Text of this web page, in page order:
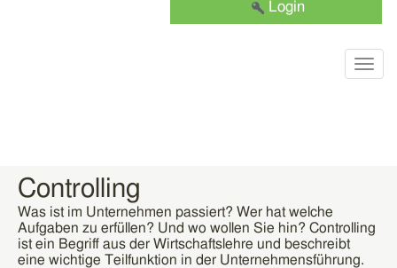
Login
Controlling
Was ist im Unternehmen passiert? Wer hat welche
Aufgaben zu erfüllen? Und wo wollen Sie hin? Controlling
ist ein Begriff aus der Wirtschaftslehre und beschreibt
eine wichtige Teilfunktion in der Unternehmensführung.